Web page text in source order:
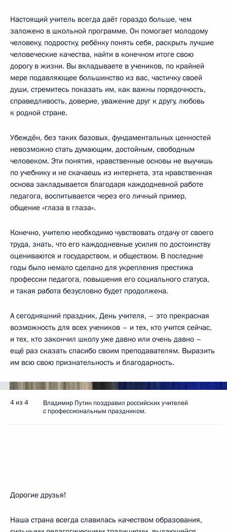
Настоящий учитель всегда даёт гораздо больше, чем
заложено в школьной программе. Он помогает молодому
человеку, подростку, ребёнку понять себя, раскрыть лучшие
человеческие качества, найти в конечном итоге свою
дорогу в жизни. Вы вкладываете в учеников, по крайней
мере подавляющее большинство из вас, частичку своей
души, стремитесь показать им, как важны порядочность,
справедливость, доверие, уважение друг к другу, любовь
к родной стране.
Убеждён, без таких базовых, фундаментальных ценностей
невозможно стать думающим, достойным, свободным
человеком. Эти понятия, нравственные основы не выучишь
по учебнику и не скачаешь из интернета, эта нравственная
основа закладывается благодаря каждодневной работе
педагога, воспитывается через его личный пример,
общение «глаза в глаза».
Конечно, учителю необходимо чувствовать отдачу от своего
труда, знать, что его каждодневные усилия по достоинству
оцениваются и государством, и обществом. В последние
годы было немало сделано для укрепления престижа
профессии педагога, повышения его социального статуса,
и такая работа безусловно будет продолжена.
А сегодняшний праздник, День учителя, – это прекрасная
возможность для всех учеников – и тех, кто учится сейчас,
и тех, кто закончил школу уже давно или очень давно –
ещё раз сказать спасибо своим преподавателям. Выразить
им всю свою признательность и благодарность.
4 из 4
Владимир Путин поздравил российских учителей
с профессиональным праздником.
Дорогие друзья!
Наша страна всегда славилась качеством образования,